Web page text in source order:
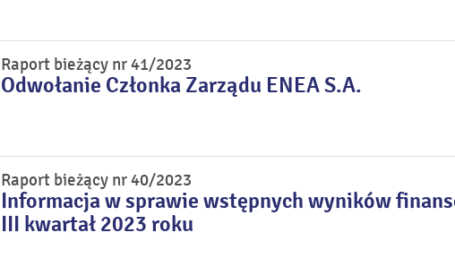
Raport bieżący nr 41/2023
Odwołanie Członka Zarządu ENEA S.A.
Raport bieżący nr 40/2023
Informacja w sprawie wstępnych wyników
III kwartał 2023 roku